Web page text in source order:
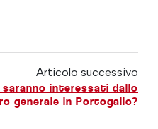
Articolo successivo
interessati dallo
generale in Portogallo?